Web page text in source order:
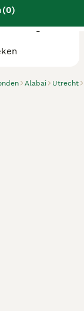
(0)
Alabai Utrecht